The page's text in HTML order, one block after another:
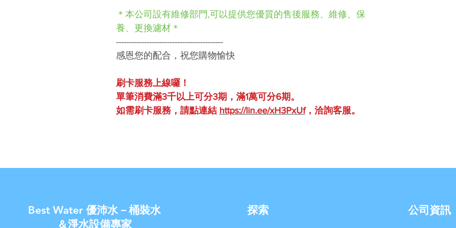
＊本公司設有維修部門,可以提供您優質的售後服務、維修、保
養、更換濾材＊
------------------------------------------
感恩您的配合，祝您購物愉快
刷卡服務上線囉！
單筆消費滿3千以上可分3期，滿1萬可分6期。
如需刷卡服務，請點連結 https://lin.ee/xH3PxUf，洽詢客服。
Best Water 優沛水－桶裝水
＆淨水設備專家
探索 公司資訊